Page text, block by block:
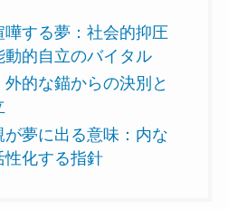
する夢：社会的抑圧
的自立のバイタル
的な錨からの決別と
夢に出る意味：内な
性化する指針